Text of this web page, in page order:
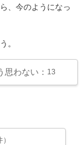
、今のようになっ
。
思わない： 13